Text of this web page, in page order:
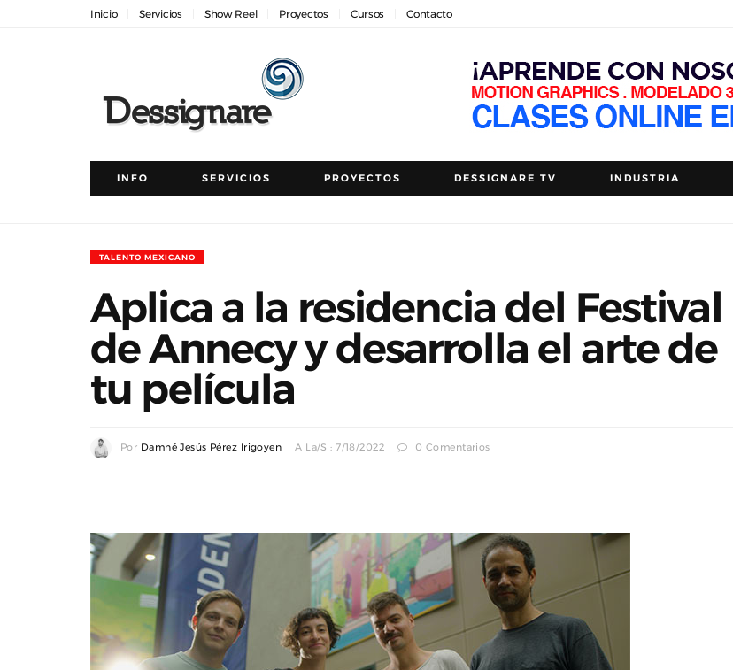
Inicio Servicios Show Reel Proyectos Cursos Contacto
INFO SERVICIOS PROYECTOS DESSIGNARE TV INDUSTRIA
TALENTO MEXICANO
Aplica a la residencia del Festival
de Annecy y desarrolla el arte de
tu película
Por Damné Jesús Pérez Irigoyen A La/s : 7/18/2022 0 Comentarios